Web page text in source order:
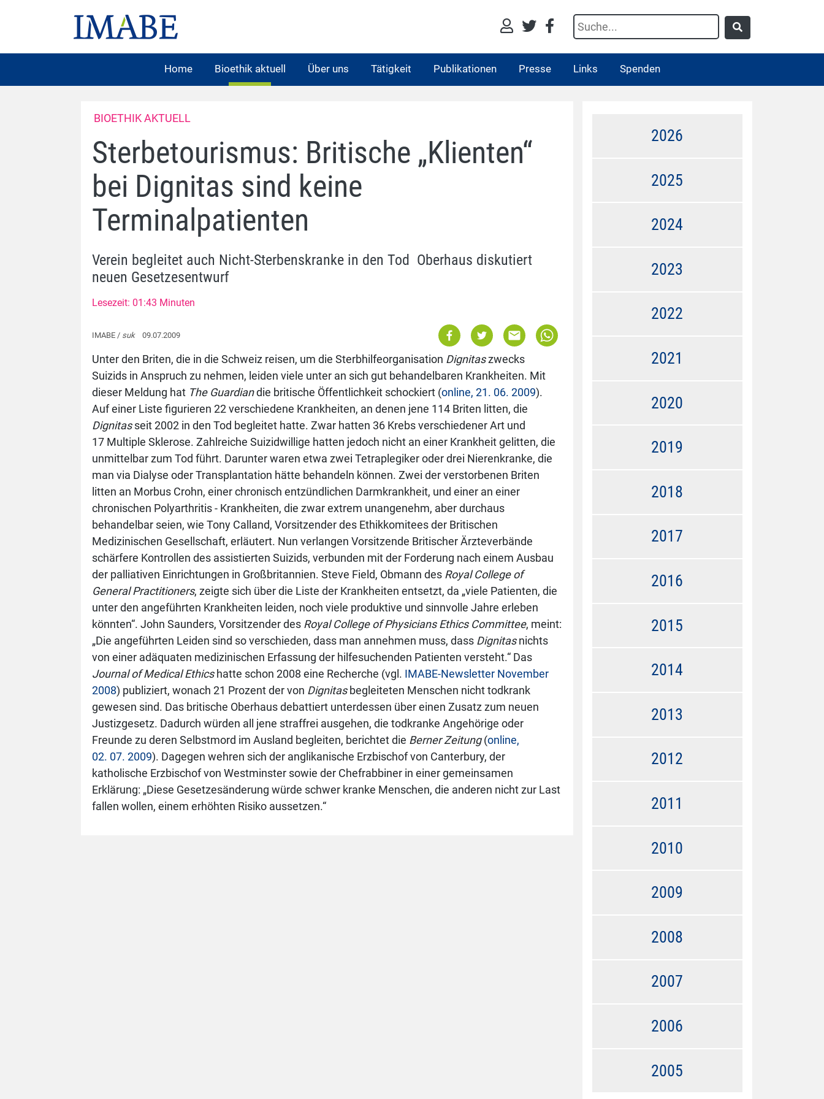
Home Bioethik aktuell Über uns Tätigkeit Publikationen Presse Links Spenden
BIOETHIK AKTUELL
Sterbetourismus: Britische „Klienten“
bei Dignitas sind keine
Terminalpatienten
Verein begleitet auch Nicht-Sterbenskranke in den Tod  Oberhaus diskutiert
neuen Gesetzesentwurf
Lesezeit: 01:43 Minuten
IMABE / suk09.07.2009
Unter den Briten, die in die Schweiz reisen, um die Sterbhilfeorganisation Dignitaszwecks
Suizids in Anspruch zu nehmen, leiden viele unter an sich gut behandelbaren Krankheiten. Mit
dieser Meldung hat The Guardiandie britische Öffentlichkeit schockiert (online, 21. 06. 2009).
Auf einer Liste figurieren 22 verschiedene Krankheiten, an denen jene 114 Briten litten, die
Dignitasseit 2002 in den Tod begleitet hatte. Zwar hatten 36 Krebs verschiedener Art und
17 Multiple Sklerose. Zahlreiche Suizidwillige hatten jedoch nicht an einer Krankheit gelitten, die
unmittelbar zum Tod führt. Darunter waren etwa zwei Tetraplegiker oder drei Nierenkranke, die
man via Dialyse oder Transplantation hätte behandeln können. Zwei der verstorbenen Briten
litten an Morbus Crohn, einer chronisch entzündlichen Darmkrankheit, und einer an einer
chronischen Polyarthritis - Krankheiten, die zwar extrem unangenehm, aber durchaus
behandelbar seien, wie Tony Calland, Vorsitzender des Ethikkomitees der Britischen
Medizinischen Gesellschaft, erläutert. Nun verlangen Vorsitzende Britischer Ärzteverbände
schärfere Kontrollen des assistierten Suizids, verbunden mit der Forderung nach einem Ausbau
der palliativen Einrichtungen in Großbritannien. Steve Field, Obmann des Royal College of
General Practitioners, zeigte sich über die Liste der Krankheiten entsetzt, da „viele Patienten, die
unter den angeführten Krankheiten leiden, noch viele produktive und sinnvolle Jahre erleben
könnten“. John Saunders, Vorsitzender des Royal College of Physicians Ethics Committee, meint:
„Die angeführten Leiden sind so verschieden, dass man annehmen muss, dass Dignitasnichts
von einer adäquaten medizinischen Erfassung der hilfesuchenden Patienten versteht.“ Das
Journal of Medical Ethicshatte schon 2008 eine Recherche (vgl. IMABE-Newsletter November
2008) publiziert, wonach 21 Prozent der von Dignitasbegleiteten Menschen nicht todkrank
gewesen sind. Das britische Oberhaus debattiert unterdessen über einen Zusatz zum neuen
Justizgesetz. Dadurch würden all jene straffrei ausgehen, die todkranke Angehörige oder
Freunde zu deren Selbstmord im Ausland begleiten, berichtet die Berner Zeitung(online,
02. 07. 2009). Dagegen wehren sich der anglikanische Erzbischof von Canterbury, der
katholische Erzbischof von Westminster sowie der Chefrabbiner in einer gemeinsamen
Erklärung: „Diese Gesetzesänderung würde schwer kranke Menschen, die anderen nicht zur Last
fallen wollen, einem erhöhten Risiko aussetzen.“
2026
2025
2024
2023
2022
2021
2020
2019
2018
2017
2016
2015
2014
2013
2012
2011
2010
2009
2008
2007
2006
2005